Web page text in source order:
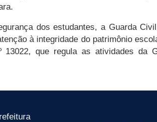
dos estudantes, a Guarda
à integridade do patrimônio
13022, que regula as atividades da